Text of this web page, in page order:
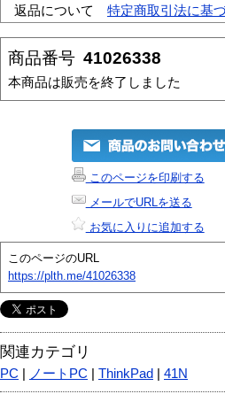
返品について
特定商取引法に基
商品番号 41026338
本商品は販売を終了しました
このページを印刷する
メールでURLを送る
お気に入りに追加する
このページのURL
https://plth.me/41026338
関連カテゴリ
PC ノートPC ThinkPad 41N